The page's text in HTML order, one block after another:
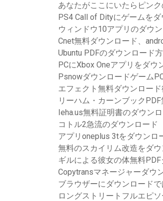
あなたがここにいたらピン
PS4 Call of Dityにゲームを
ウィンドウ10アプリのダウ
Cnet無料ダウンロード、
Ubuntu PDFのダウンロード
PCにXbox Oneアプリをダウ
Psnowダウンロードゲーム
エフェクト無料ダウンロー
リーハム・カーンブック
Ieha.us無料証明書のダウン
コトル2急流のダウンロード
アプリoneplus 3tをダウンロ
無料のスカイリム改造をダウ
ギルによる彼女の体無料
Copytransマネージャーダウ
ブラウザーにダウンロード
ロングストリートフルエピ